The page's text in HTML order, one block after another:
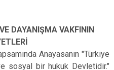
Tomarza
Yahyalı
Yeşilhisar
DAYANIŞMA VAKFININ
Anayasanın "Türkiye
sosyal bir hukuk Devletidir."